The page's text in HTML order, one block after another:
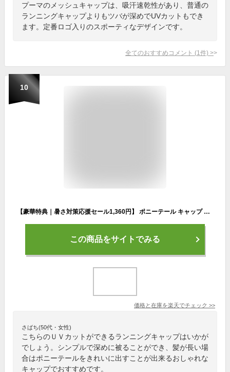
プーマのメッシュキャップは、吸汗速乾性があり、普通の
ランニングキャップよりもツバが深めでUVカットもでき
ます。定番ロゴ入りのスポーティなデザインです。
全てのおすすめコメント (1 件) >
10
【豪華特典｜暑さ対策応援セール1,360円】 ポニーテール キャップ 帽子 ランニングキャップ レディース 深め uv おしゃれ uvカット アレンジ 軽量 小顔 シンプル ランニング スポーツ 送迎 通勤 通学 cap アウトドア 女性 帽子 日焼け対策 紫外線予防 母の日 ギフト
この商品をサイトでみる
価格と在庫を楽天でチェック >>
さばち(50代・女性)
こちらのＵＶカットができるランニングキャップはいかが
でしょう。シンプルで深めに被ることができ、髪が長い場
合はポニーテールをきれいに出すことが出来るおしゃれな
キャップでおすすめです。